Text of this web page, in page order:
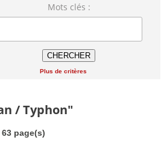
Mots clés :
Plus de critères
/ Typhon"
page(s)